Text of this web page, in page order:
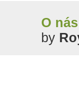
O nás
by